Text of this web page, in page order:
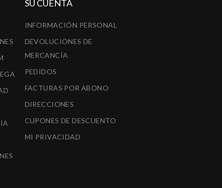
SU CUENTA
INFORMACIÓN PERSONAL
DEVOLUCIONES DE
MERCANCÍA
PEDIDOS
FACTURAS POR ABONO
DIRECCIONES
CUPONES DE DESCUENTO
MI PRIVACIDAD